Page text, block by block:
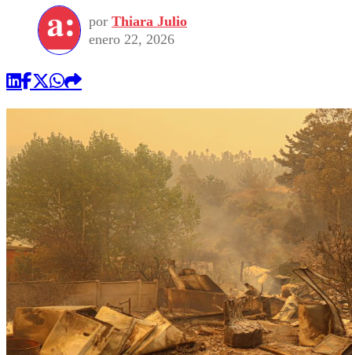
por Thiara Julio
enero 22, 2026